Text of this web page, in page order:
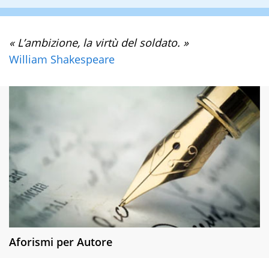
« L’ambizione, la virtù del soldato. »
William Shakespeare
Aforismi per Autore